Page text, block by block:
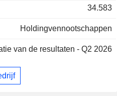
34.583
Holdingvennootschappen
van de resultaten - Q2 2026